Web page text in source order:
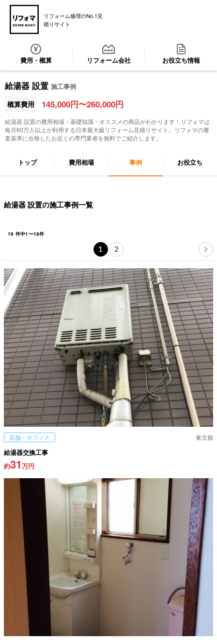
リフォーム修理のNo.1見
積りサイト
費用・概算 リフォーム会社 お役立ち情報
給湯器 設置 施工事例
概算費用 145,000円〜260,000円
給湯器 設置の費用相場・基礎知識・オススメの商品がわかります！リフォマは
毎月60万人以上が利用する日本最大級リフォーム見積りサイト。リフォマの審
査基準に合格したお近くの専門業者を無料でご紹介します。
トップ 費用相場 事例 お役立ち
給湯器 設置の施工事例一覧
19 件中1 〜18件
1 2
店舗・オフィス 東京都
給湯器交換工事
約31万円